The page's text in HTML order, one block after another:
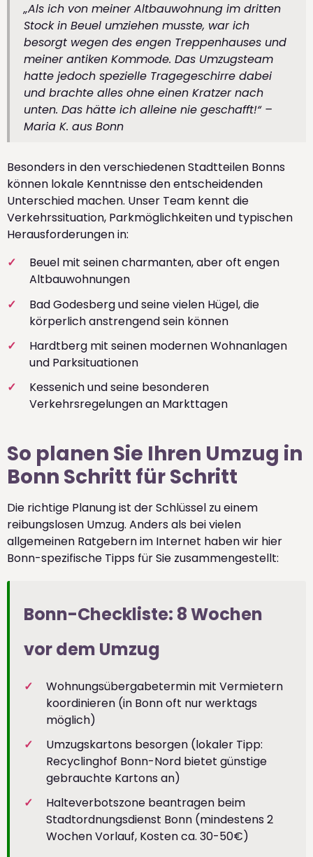
„Als ich von meiner Altbauwohnung im dritten
Stock in Beuel umziehen musste, war ich
besorgt wegen des engen Treppenhauses und
meiner antiken Kommode. Das Umzugsteam
hatte jedoch spezielle Tragegeschirre dabei
und brachte alles ohne einen Kratzer nach
unten. Das hätte ich alleine nie geschafft!“ –
Maria K. aus Bonn
Besonders in den verschiedenen Stadtteilen Bonns
können lokale Kenntnisse den entscheidenden
Unterschied machen. Unser Team kennt die
Verkehrssituation, Parkmöglichkeiten und typischen
Herausforderungen in:
Beuel mit seinen charmanten, aber oft engen
Altbauwohnungen
Bad Godesberg und seine vielen Hügel, die
körperlich anstrengend sein können
Hardtberg mit seinen modernen Wohnanlagen
und Parksituationen
Kessenich und seine besonderen
Verkehrsregelungen an Markttagen
So planen Sie Ihren Umzug in
Bonn Schritt für Schritt
Die richtige Planung ist der Schlüssel zu einem
reibungslosen Umzug. Anders als bei vielen
allgemeinen Ratgebern im Internet haben wir hier
Bonn-spezifische Tipps für Sie zusammengestellt:
Bonn-Checkliste: 8 Wochen
vor dem Umzug
Wohnungsübergabetermin mit Vermietern
koordinieren (in Bonn oft nur werktags
möglich)
Umzugskartons besorgen (lokaler Tipp:
Recyclinghof Bonn-Nord bietet günstige
gebrauchte Kartons an)
Halteverbotszone beantragen beim
Stadtordnungsdienst Bonn (mindestens 2
Wochen Vorlauf, Kosten ca. 30-50€)